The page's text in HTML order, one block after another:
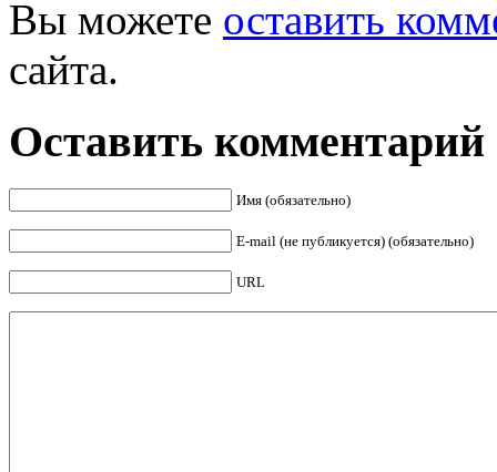
Facebook
Вы можете оставить
сайта.
Оставить комментарий
Имя (обязательно)
E-mail (не публикуется) (обязательно)
URL